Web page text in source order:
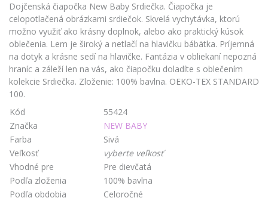
Dojčenská čiapočka New Baby Srdiečka. Čiapočka je
celopotlačená obrázkami srdiečok. Skvelá vychytávka, ktorú
možno využiť ako krásny doplnok, alebo ako praktický kúsok
oblečenia. Lem je široký a netlačí na hlavičku bábätka. Príjemná
na dotyk a krásne sedí na hlavičke. Fantázia v obliekaní nepozná
hraníc a záleží len na vás, ako čiapočku doladíte s oblečením
kolekcie Srdiečka. Zloženie: 100% bavlna. OEKO-TEX STANDARD
100.
Kód
55424
Značka
NEW BABY
Farba
Sivá
Veľkosť
vyberte veľkosť
Vhodné pre
Pre dievčatá
Podľa zloženia
100% bavlna
Podľa obdobia
Celoročné